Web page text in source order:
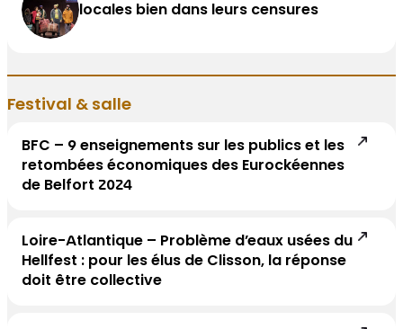
locales bien dans leurs censures
Festival & salle
BFC – 9 enseignements sur les publics et les
retombées économiques des Eurockéennes
de Belfort 2024
Loire-Atlantique – Problème d’eaux usées du
Hellfest : pour les élus de Clisson, la réponse
doit être collective